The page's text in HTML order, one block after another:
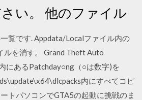
い。 他のファイル
覧です. Appdata/Localファイル内の
ルを消す。 Grand Theft Auto
にあるPatchday○ng（○は数字)を
内にすべてコピ
トパソコンでGTA5の起動に挑戦のま